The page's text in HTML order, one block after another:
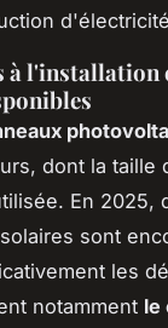
à l'installation
dont la taille
En 2025,
sont
les
notamment le